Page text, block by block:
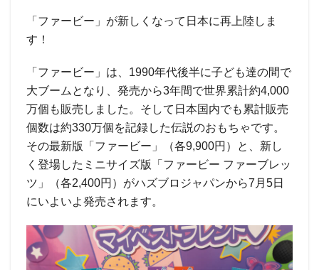
「ファービー」が新しくなって日本に再上陸しま
す！
「ファービー」は、1990年代後半に子ども達の間で
大ブームとなり、発売から3年間で世界累計約4,000
万個も販売しました。そして日本国内でも累計販売
個数は約330万個を記録した伝説のおもちゃです。
その最新版「ファービー」（各9,900円）と、新し
く登場したミニサイズ版「ファービー ファーブレッ
ツ」（各2,400円）がハズブロジャパンから7月5日
にいよいよ発売されます。